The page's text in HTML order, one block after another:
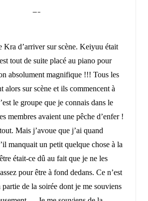
—–
Kra d’arriver sur scène. Keiyuu était
tout de suite placé au piano pour
absolument magnifique !!! Tous les
alors sur scène et ils commencent à
le groupe que je connais dans le
membres avaient une pêche d’enfer !
Mais j’avoue que j’ai quand
manquait un petit quelque chose à la
était-ce dû au fait que je ne les
pour être à fond dedans. Ce n’est
de la soirée dont je me souviens